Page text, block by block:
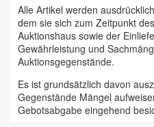
Alle Artikel werden
dem sie sich zum Zeitpunkt
Auktionshaus sowie der
Gewährleistung und
Auktionsgegenstände.
Es ist grundsätzlich davon
Gegenstände Mängel
Gebotsabgabe eingehend